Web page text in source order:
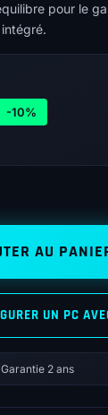
pour le
-10%
AU
UN PC
Garantie 2 ans